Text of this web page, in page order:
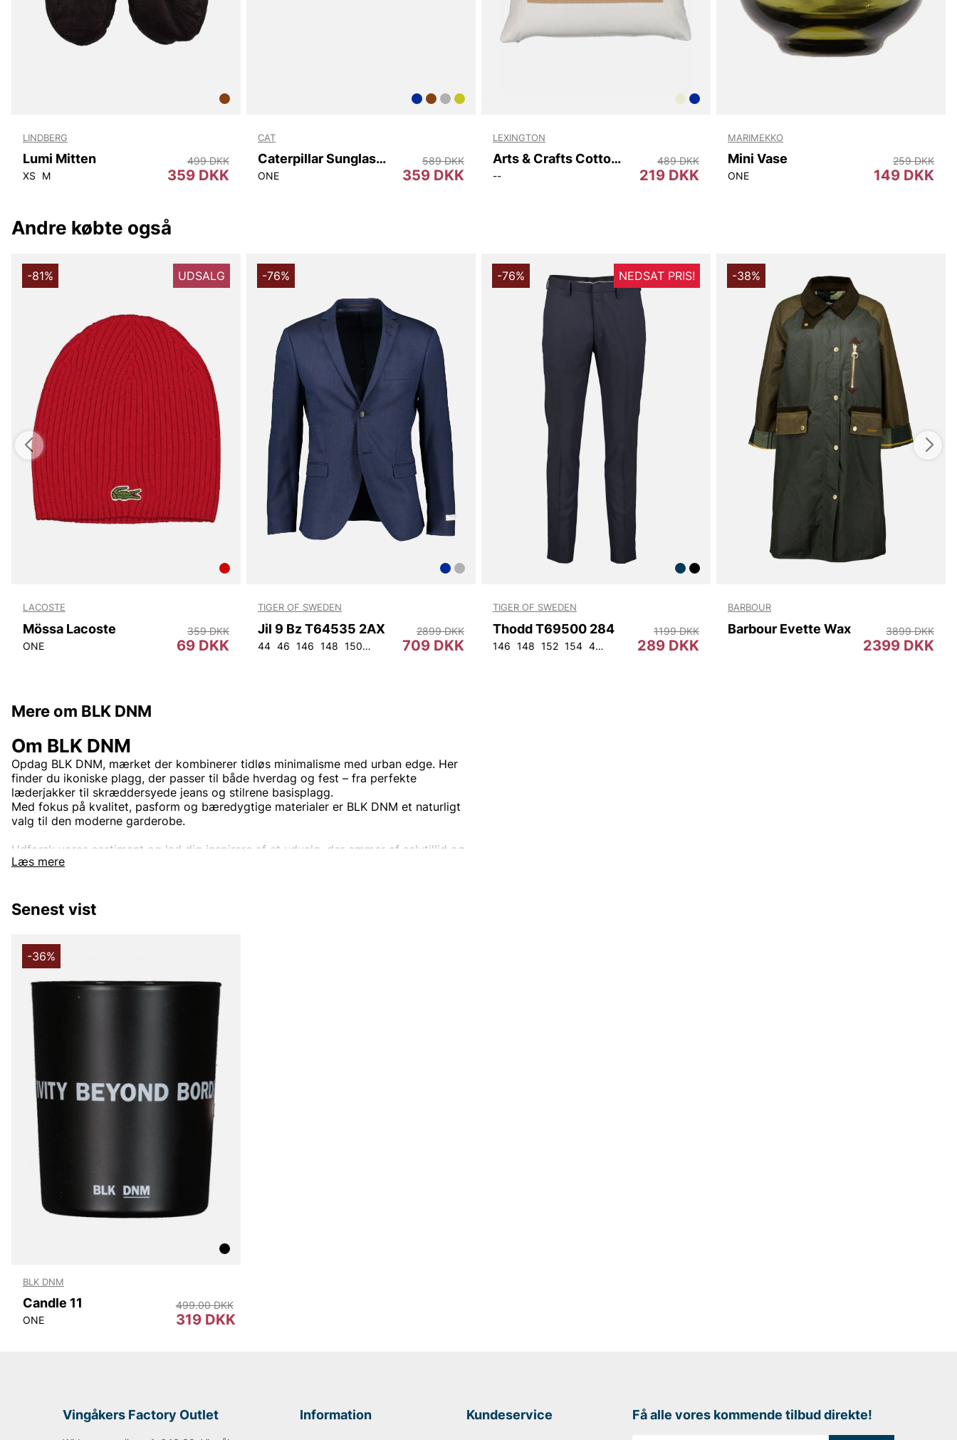
LINDBERG
Lumi Mitten
XS M 359 DKK
499 DKK
CAT
Caterpillar Sunglasses
ONE 359 DKK
589 DKK
LEXINGTON
Arts & Crafts Cotton Twill Pillow Cover
-- 219 DKK
489 DKK
MARIMEKKO
Mini Vase
ONE 149 DKK
259 DKK
Andre købte også
-81% UDSALG
LACOSTE
Mössa Lacoste
ONE 69 DKK
359 DKK
-76%
TIGER OF SWEDEN
Jil 9 Bz T64535 2AX
44 46 146 148 150 152 92 96 100 104 108
709 DKK
2899 DKK
-76% NEDSAT PRIS!
TIGER OF SWEDEN
Thodd T69500 284
146 148 152 154 44 48 50 52 54
289 DKK
1199 DKK
-38%
BARBOUR
Barbour Evette Wax
2399 DKK
3899 DKK
Mere om BLK DNM
Læs mere
Om BLK DNM
Opdag BLK DNM, mærket der kombinerer tidløs minimalisme med urban edge. Her
finder du ikoniske plagg, der passer til både hverdag og fest – fra perfekte
læderjakker til skræddersyede jeans og stilrene basisplagg.
Med fokus på kvalitet, pasform og bæredygtige materialer er BLK DNM et naturligt
valg til den moderne garderobe.
Udforsk vores sortiment og lad dig inspirere af et udvalg, der emmer af selvtillid og
stil.
Senest vist
-36%
BLK DNM
Candle 11
ONE 319 DKK
499.00 DKK
Vingåkers Factory Outlet Information Kundeservice Få alle vores kommende tilbud direkte!